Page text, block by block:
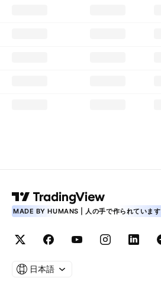
MADE BY HUMANS | 人の手で作られています
日本語